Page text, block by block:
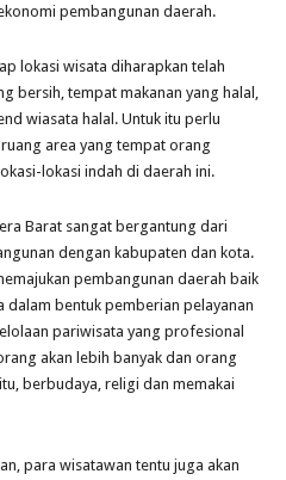
pembangunan daerah.
lokasi wisata diharapkan telah
bersih, tempat makanan yang halal,
wiasata halal. Untuk itu perlu
area yang tempat orang
lokasi indah di daerah ini.
Barat sangat bergantung dari
dengan kabupaten dan kota.
pembangunan daerah baik
dalam bentuk pemberian pelayanan
pariwisata yang profesional
akan lebih banyak dan orang
berbudaya, religi dan memakai
para wisatawan tentu juga akan